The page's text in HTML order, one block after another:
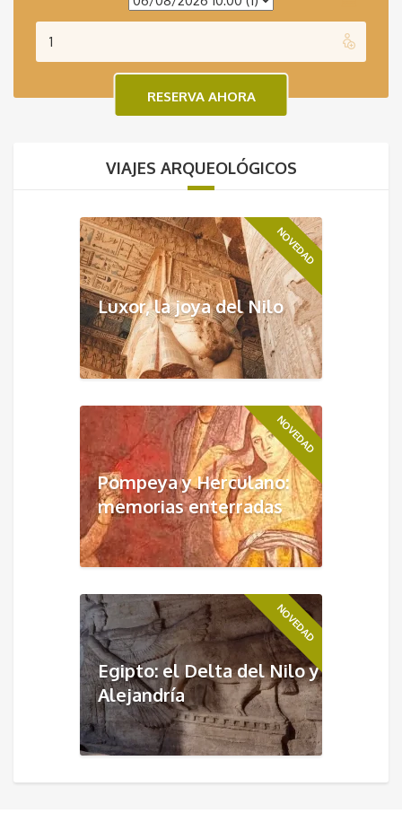
VIAJES ARQUEOLÓGICOS
NOVEDAD
Luxor, la joya del Nilo
NOVEDAD
Pompeya y Herculano:
memorias enterradas
NOVEDAD
Egipto: el Delta del Nilo y
Alejandría